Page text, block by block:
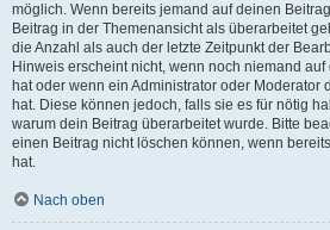
möglich. Wenn bereits jemand auf deinen
Beitrag in der Themenansicht als überarbeitet
die Anzahl als auch der letzte Zeitpunkt der
Hinweis erscheint nicht, wenn noch niemand
hat oder wenn ein Administrator oder Moderator
hat. Diese können jedoch, falls sie es für nötig
warum dein Beitrag überarbeitet wurde. Bitte
einen Beitrag nicht löschen können, wenn
hat.
Nach oben